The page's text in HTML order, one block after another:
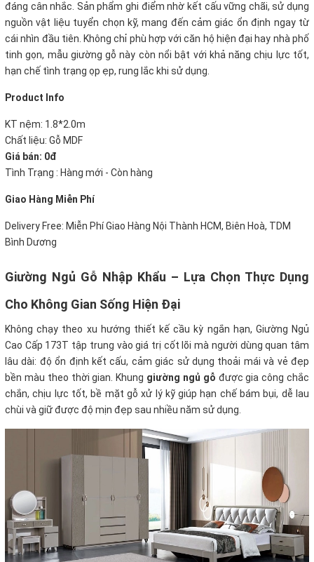
đáng cân nhắc. Sản phẩm ghi điểm nhờ kết cấu vững chãi, sử dụng
nguồn vật liệu tuyển chọn kỹ, mang đến cảm giác ổn định ngay từ
cái nhìn đầu tiên. Không chỉ phù hợp với căn hộ hiện đại hay nhà phố
tinh gọn, mẫu giường gỗ này còn nổi bật với khả năng chịu lực tốt,
hạn chế tình trạng ọp ẹp, rung lắc khi sử dụng.
Product Info
KT nệm: 1.8*2.0m
Chất liệu: Gỗ MDF
Giá bán: 0đ
Tình Trạng : Hàng mới - Còn hàng
Giao Hàng Miễn Phí
Delivery Free: Miễn Phí Giao Hàng Nội Thành HCM, Biên Hoà, TDM
Bình Dương
Giường Ngủ Gỗ Nhập Khẩu – Lựa Chọn Thực Dụng
Cho Không Gian Sống Hiện Đại
Không chạy theo xu hướng thiết kế cầu kỳ ngắn hạn, Giường Ngủ
Cao Cấp 173T tập trung vào giá trị cốt lõi mà người dùng quan tâm
lâu dài: độ ổn định kết cấu, cảm giác sử dụng thoải mái và vẻ đẹp
bền màu theo thời gian. Khung giường ngủ gỗ được gia công chắc
chắn, chịu lực tốt, bề mặt gỗ xử lý kỹ giúp hạn chế bám bụi, dễ lau
chùi và giữ được độ mịn đẹp sau nhiều năm sử dụng.